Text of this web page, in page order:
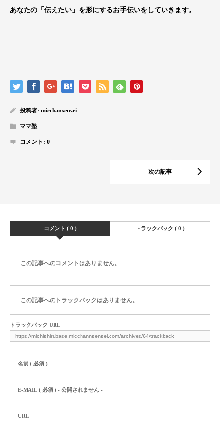
あなたの「伝えたい」を形にするお手伝いをしていきます。
投稿者: micchansensei
ママ塾
コメント: 0
コメント ( 0 ) トラックバック ( 0 )
この記事へのコメントはありません。
この記事へのトラックバックはありません。
トラックバック URL
名前 ( 必須 )
E-MAIL ( 必須 ) - 公開されません -
URL